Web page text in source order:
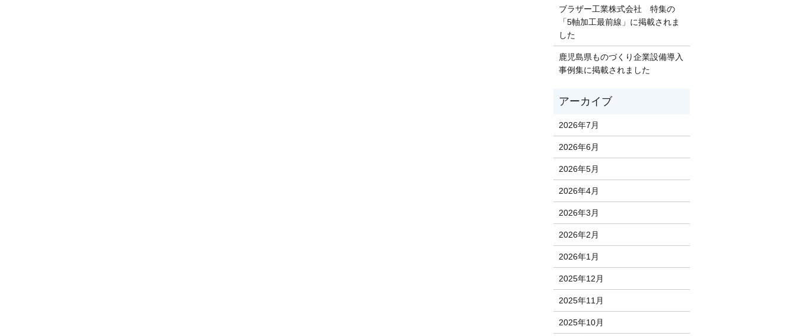
ブラザー工業株式会社 特集の
「5軸加工最前線」に掲載されま
した
鹿児島県ものづくり企業設備導入
事例集に掲載されました
2026年7月
2026年6月
2026年5月
2026年4月
2026年3月
2026年2月
2026年1月
2025年12月
2025年11月
2025年10月